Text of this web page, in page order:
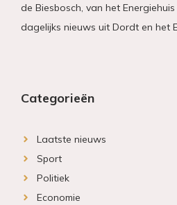
de Biesbosch, van het
dagelijks nieuws uit Dordt en het
Categorieën
Laatste nieuws
Sport
Politiek
Economie